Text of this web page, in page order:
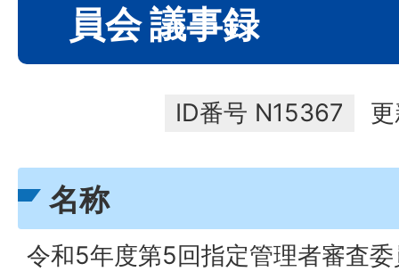
員会 議事録
ID番号 N15367
名称
令和5年度第5回指定管理者審査